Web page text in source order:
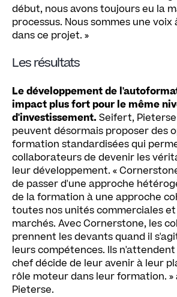
début, nous avons toujours eu la
processus. Nous sommes une
dans ce projet. »
Les résultats
Le développement de
impact plus fort pour le même
d'investissement. Seifert,
peuvent désormais proposer des
formation standardisées qui
collaborateurs de devenir les
leur développement. «
de passer d'une approche
de la formation à une approche
toutes nos unités commerciales
marchés. Avec Cornerstone, les
prennent les devants quand il
leurs compétences. Ils
chef décide de leur avenir à leur
rôle moteur dans leur formation. »
Pieterse.